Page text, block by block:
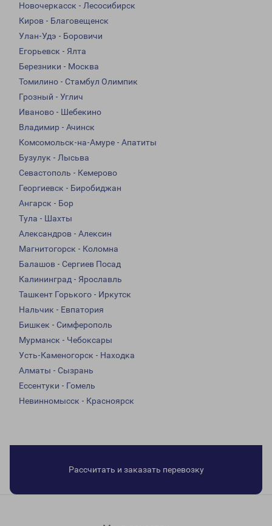
Новочеркасск - Лесосибирск
Киров - Благовещенск
Улан-Удэ - Боровичи
Егорьевск - Ялта
Березники - Москва
Томилино - Стамбул Олимпик
Грозный - Углич
Иваново - Шебекино
Владимир - Ачинск
Комсомольск-на-Амуре - Апатиты
Бузулук - Лысьва
Севастополь - Кемерово
Георгиевск - Биробиджан
Ангарск - Бор
Тула - Шахты
Александров - Алексин
Магнитогорск - Коломна
Балашов - Сергиев Посад
Калининград - Ярославль
Ташкент Горького - Иркутск
Нальчик - Евпатория
Бишкек - Симферополь
Мурманск - Чебоксары
Усть-Каменогорск - Находка
Алматы - Сызрань
Ессентуки - Гомель
Невинномысск - Красноярск
Рассчитать и заказать перевозку